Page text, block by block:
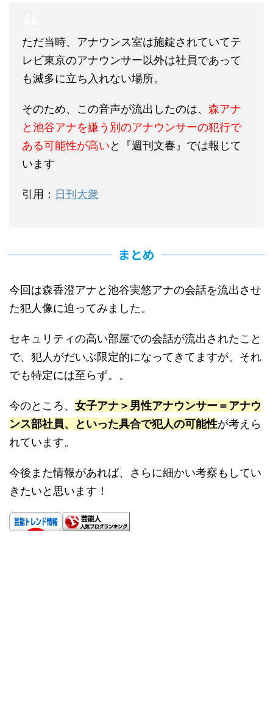
ただ当時、アナウンス室は施錠されていてテ
レビ東京のアナウンサー以外は社員であって
も滅多に立ち入れない場所。
そのため、この音声が流出したのは、 森アナ
と池谷アナを嫌う別のアナウンサーの犯行で
ある可能性が高いと『週刊文春』では報じて
います
引用： 日刊大衆
まとめ
今回は森香澄アナと池谷実悠アナの会話を流出させ
た犯人像に迫ってみました。
セキュリティの高い部屋での会話が流出されたこと
で、犯人がだいぶ限定的になってきてますが、それ
でも特定には至らず。。
今のところ、 女子アナ＞男性アナウンサー＝アナウ
ンス部社員、といった具合で犯人の可能性が考えら
れています。
今後また情報があれば、さらに細かい考察もしてい
きたいと思います！